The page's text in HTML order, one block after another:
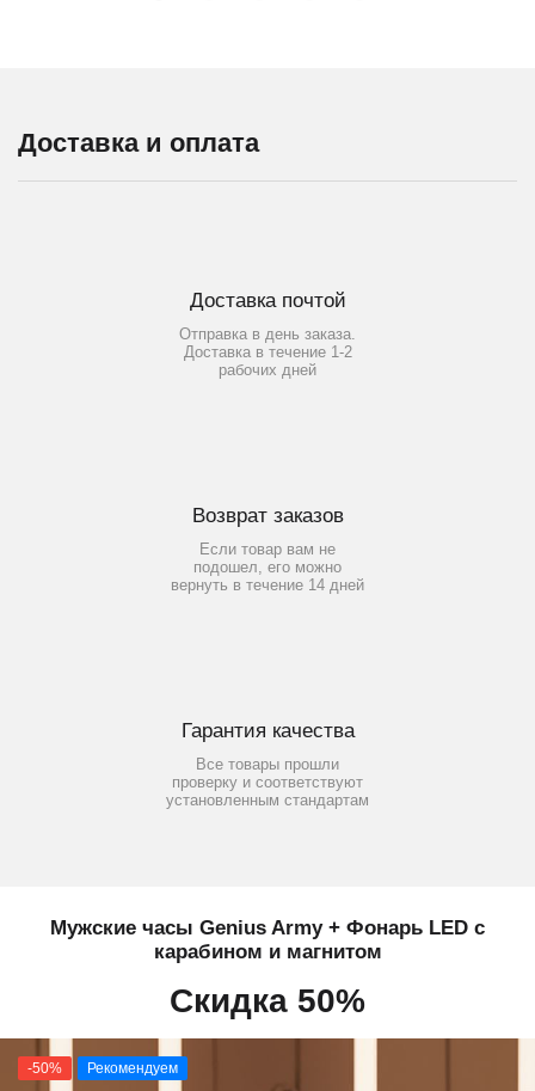
Доставка и оплата
Доставка почтой
Отправка в день заказа.
Доставка в течение 1-2
рабочих дней
Возврат заказов
Если товар вам не
подошел, его можно
вернуть в течение 14 дней
Гарантия качества
Все товары прошли
проверку и соответствуют
установленным стандартам
Мужские часы Genius Army + Фонарь LED с
карабином и магнитом
Скидка 50%
-50% Рекомендуем